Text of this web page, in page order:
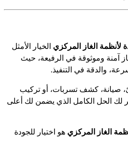
لأنظمة الغاز المركزي الخيار الأمثل
وموثوقة في الرفيعة، حيث
والدقة في التنفيذ.
صيانة، كشف تسربات، أو تركيب
لك الحل الكامل الذي يضمن لك أعلى
الغاز المركزي هو اختيار للجودة